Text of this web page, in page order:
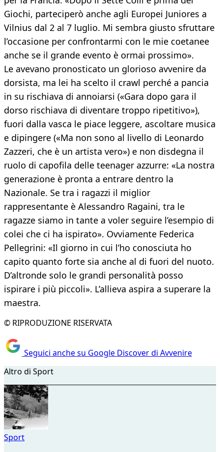
Giochi, parteciperò anche agli Europei Juniores a
Vilnius dal 2 al 7 luglio. Mi sembra giusto sfruttare
l’occasione per confrontarmi con le mie coetanee
anche se il grande evento è ormai prossimo».
Le avevano pronosticato un glorioso avvenire da
dorsista, ma lei ha scelto il crawl perché a pancia
in su rischiava di annoiarsi («Gara dopo gara il
dorso rischiava di diventare troppo ripetitivo»),
fuori dalla vasca le piace leggere, ascoltare musica
e dipingere («Ma non sono al livello di Leonardo
Zazzeri, che è un artista vero») e non disdegna il
ruolo di capofila delle teenager azzurre: «La nostra
generazione è pronta a entrare dentro la
Nazionale. Se tra i ragazzi il miglior
rappresentante è Alessandro Ragaini, tra le
ragazze siamo in tante a voler seguire l’esempio di
colei che ci ha ispirato». Ovviamente Federica
Pellegrini: «Il giorno in cui l’ho conosciuta ho
capito quanto forte sia anche al di fuori del nuoto.
D’altronde solo le grandi personalità posso
ispirare i più piccoli». L’allieva aspira a superare la
maestra.
© RIPRODUZIONE RISERVATA
Seguici anche su Google Discover di Avvenire
Altro di Sport
Sport